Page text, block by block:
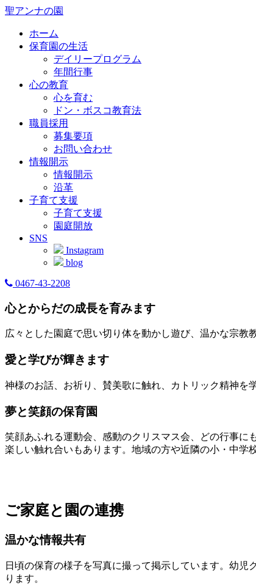
聖アンナの園
ホーム
保育園の生活
デイリープログラム
年間行事
心の教育
心を育む
ドン・ボスコ教育法
職員採用
募集要項
お問い合わせ
情報開示
情報開示
沿革
子育て支援
子育て支援
園庭開放
SNS
Instagram
blog
0467-43-2208
心とからだの成長を育みます
広々とした園庭で思い切り体を動かし遊び、温かな宗教
愛と学びが輝きます
神様のお話、お祈り、賛美歌に触れ、カトリック精神を
夢と笑顔の保育園
笑顔あふれる運動会、感動のクリスマス会、どの行事
楽しい触れ合いもあります。地域の方や近隣の小・中学
ご家庭と園の連携
温かな情報共有
日頃の保育の様子を写真に撮って掲示しています。幼
ります。